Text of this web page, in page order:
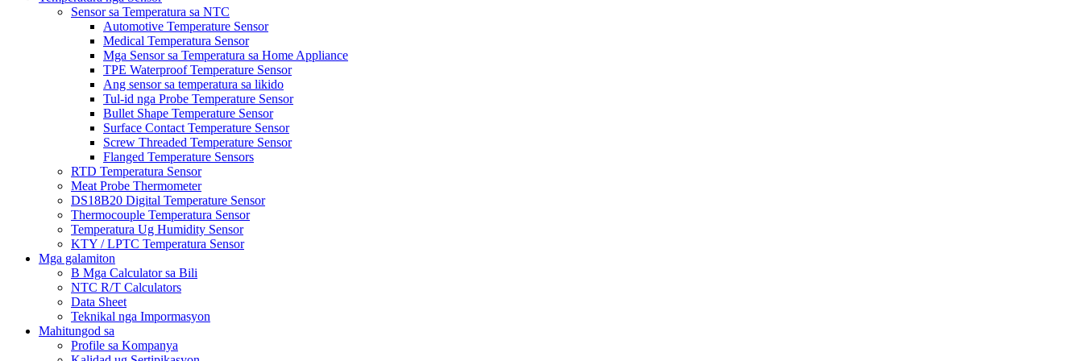
Sensor sa Temperatura sa NTC
Automotive Temperature Sensor
Medical Temperatura Sensor
Mga Sensor sa Temperatura sa Home Appliance
TPE Waterproof Temperature Sensor
Ang sensor sa temperatura sa likido
Tul-id nga Probe Temperature Sensor
Bullet Shape Temperature Sensor
Surface Contact Temperature Sensor
Screw Threaded Temperature Sensor
Flanged Temperature Sensors
RTD Temperatura Sensor
Meat Probe Thermometer
DS18B20 Digital Temperature Sensor
Thermocouple Temperatura Sensor
Temperatura Ug Humidity Sensor
KTY / LPTC Temperatura Sensor
Mga galamiton
B Mga Calculator sa Bili
NTC R/T Calculators
Data Sheet
Teknikal nga Impormasyon
Mahitungod sa
Profile sa Kompanya